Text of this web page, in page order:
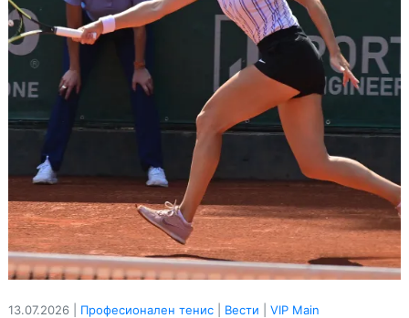
13.07.2026 | Професионален тенис Вести VIP Main